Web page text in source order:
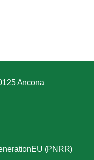
Ancona
(PNRR)